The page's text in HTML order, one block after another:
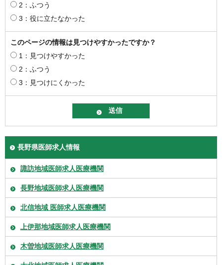
2：ふつう
3：役に立たなかった
このページの情報は見つけやすかったですか？
1：見つけやすかった
2：ふつう
3：見つけにくかった
長野県医師求人情報
諏訪地域医師求人医療機関
長野地域医師求人医療機関
北信地域 医師求人医療機関
上伊那地域医師求人医療機関
木曽地域医師求人医療機関